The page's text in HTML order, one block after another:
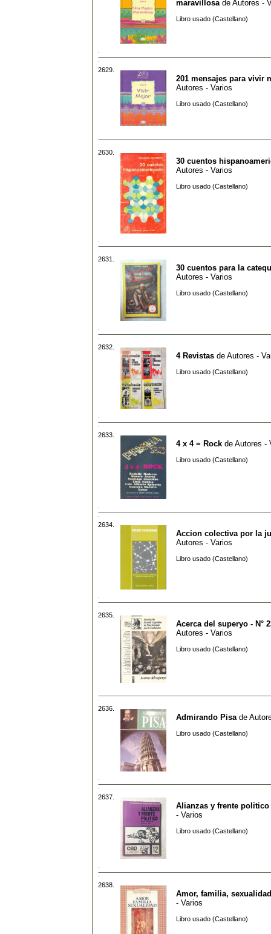
maravillosa de Autores -
Libro usado (Castellano)
2629.
201 mensajes para vivir
Autores - Varios
Libro usado (Castellano)
2630.
30 cuentos
Autores - Varios
Libro usado (Castellano)
2631.
30 cuentos para la
Autores - Varios
Libro usado (Castellano)
2632.
4 Revistas de Autores -
Libro usado (Castellano)
2633.
4 x 4 = Rock de Autores -
Libro usado (Castellano)
2634.
Accion colectiva por la
Autores - Varios
Libro usado (Castellano)
2635.
Acerca del superyo - N°
Autores - Varios
Libro usado (Castellano)
2636.
Admirando Pisa de
Libro usado (Castellano)
2637.
Alianzas y frente politico
- Varios
Libro usado (Castellano)
2638.
Amor, familia, sexualidad
- Varios
Libro usado (Castellano)